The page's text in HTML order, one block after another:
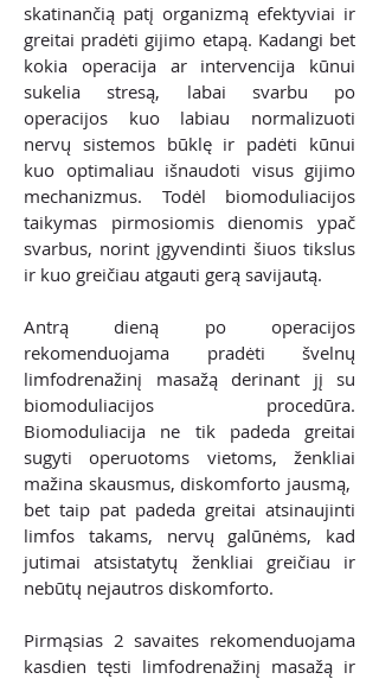
skatinančią patį organizmą efektyviai ir
greitai pradėti gijimo etapą. Kadangi bet
kokia operacija ar intervencija kūnui
sukelia stresą, labai svarbu po
operacijos kuo labiau normalizuoti
nervų sistemos būklę ir padėti kūnui
kuo optimaliau išnaudoti visus gijimo
mechanizmus. Todėl biomoduliacijos
taikymas pirmosiomis dienomis ypač
svarbus, norint įgyvendinti šiuos tikslus
ir kuo greičiau atgauti gerą savijautą.
Antrą dieną po operacijos
rekomenduojama pradėti švelnų
limfodrenažinį masažą derinant jį su
biomoduliacijos procedūra.
Biomoduliacija ne tik padeda greitai
sugyti operuotoms vietoms, ženkliai
mažina skausmus, diskomforto jausmą,
bet taip pat padeda greitai atsinaujinti
limfos takams, nervų galūnėms, kad
jutimai atsistatytų ženkliai greičiau ir
nebūtų nejautros diskomforto.
Pirmąsias 2 savaites rekomenduojama
kasdien tęsti limfodrenažinį masažą ir